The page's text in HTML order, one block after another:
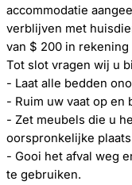
accommodatie
verblijven met
van $ 200 in rekening
Tot slot vragen wij u
- Laat alle bedden
- Ruim uw vaat op en
- Zet meubels die u
oorspronkelijke
- Gooi het afval weg
te gebruiken.